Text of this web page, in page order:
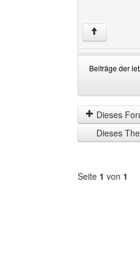
↑
Beiträge der
der
letzten
Zeit
anzeigen
by
Dieses
Dieses
Seite 1 von 1